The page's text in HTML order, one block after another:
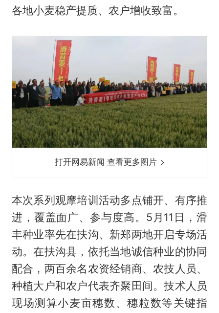
各地小麦稳产提质、农户增收致富。
打开网易新闻 查看更多图片
本次系列观摩培训活动多点铺开、有序推
进，覆盖面广、参与度高。5月11日，滑
丰种业率先在扶沟、新郑两地开启专场活
动。在扶沟县，依托当地诚信种业的协同
配合，两百余名农资经销商、农技人员、
种植大户和农户代表齐聚田间。技术人员
现场测算小麦亩穗数、穗粒数等关键指